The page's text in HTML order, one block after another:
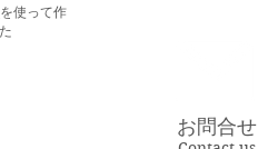
を使って作
お問合せ